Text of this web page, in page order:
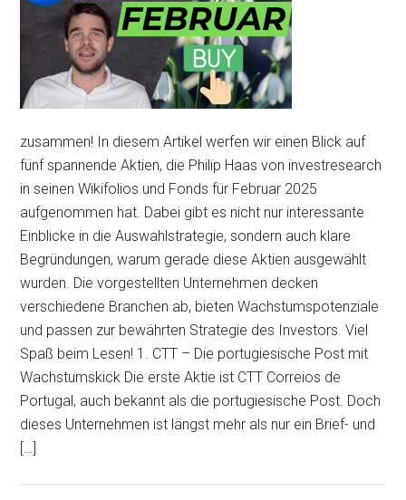
zusammen! In diesem Artikel werfen wir einen Blick auf
fünf spannende Aktien, die Philip Haas von investresearch
in seinen Wikifolios und Fonds für Februar 2025
aufgenommen hat. Dabei gibt es nicht nur interessante
Einblicke in die Auswahlstrategie, sondern auch klare
Begründungen, warum gerade diese Aktien ausgewählt
wurden. Die vorgestellten Unternehmen decken
verschiedene Branchen ab, bieten Wachstumspotenziale
und passen zur bewährten Strategie des Investors. Viel
Spaß beim Lesen! 1. CTT – Die portugiesische Post mit
Wachstumskick Die erste Aktie ist CTT Correios de
Portugal, auch bekannt als die portugiesische Post. Doch
dieses Unternehmen ist längst mehr als nur ein Brief- und
[…]